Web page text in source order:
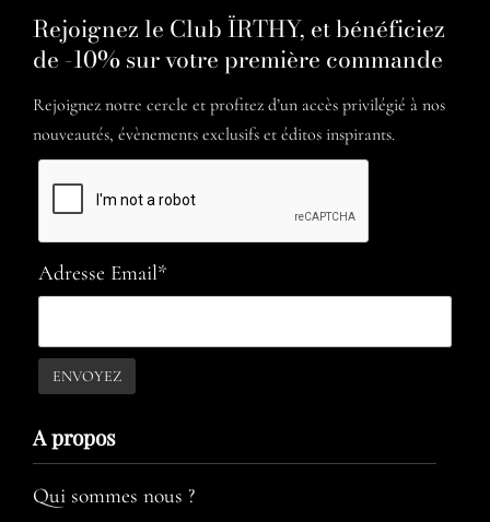
Rejoignez le Club ÏRTHY, et bénéficiez
de -10% sur votre première commande
Rejoignez notre cercle et profitez d’un accès privilégié à nos
nouveautés, évènements exclusifs et éditos inspirants.
Adresse Email*
A propos​
Qui sommes nous ?